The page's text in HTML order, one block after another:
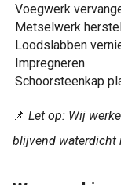
Voegwerk
Metselwerk
Loodslabben
Impregneren
Schoorsteenkap
📌 Let op: Wij
blijvend waterdicht